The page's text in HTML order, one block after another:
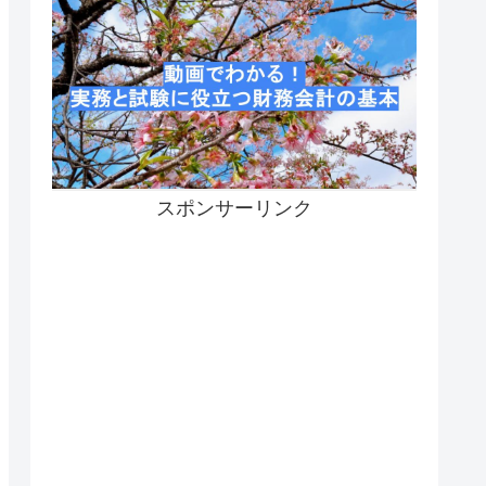
スポンサーリンク